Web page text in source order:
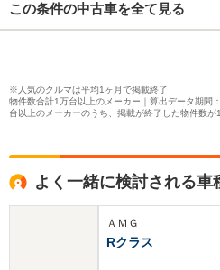
この条件の中古車を全て見る
※人気のクルマは平均1ヶ月で掲載終了
物件数合計1万台以上のメーカー｜算出データ期間
台以上のメーカーのうち、掲載が終了した物件数
よく一緒に検討される車
ＡＭＧ
Rクラス